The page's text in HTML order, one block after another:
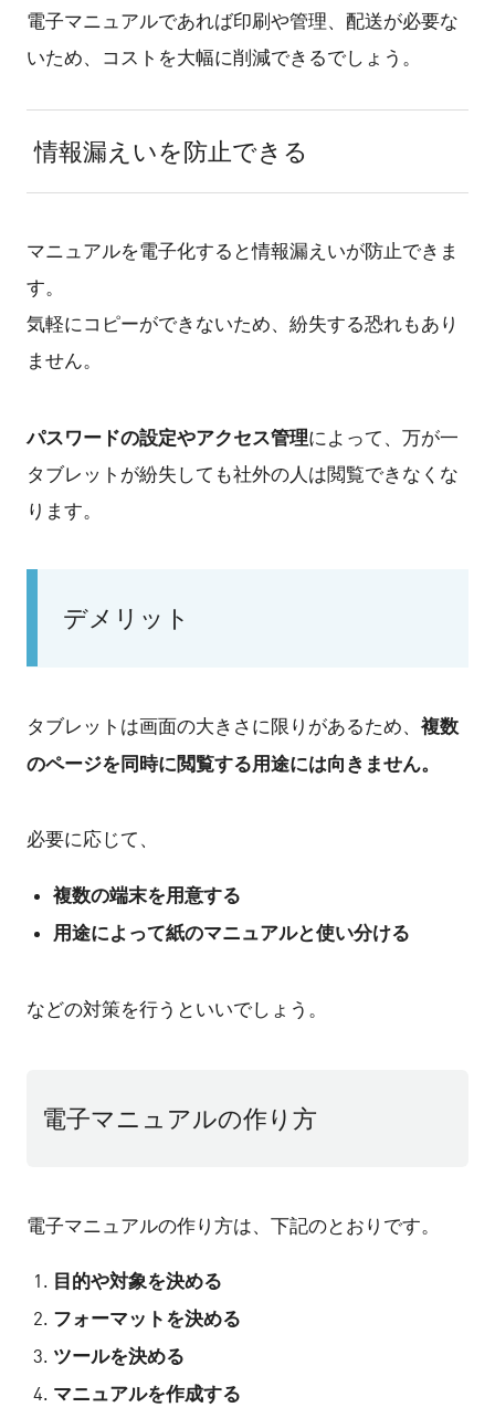
電子マニュアルであれば印刷や管理、配送が必要な
いため、コストを大幅に削減できるでしょう。
情報漏えいを防止できる
マニュアルを電子化すると情報漏えいが防止できま
す。
気軽にコピーができないため、紛失する恐れもあり
ません。
パスワードの設定やアクセス管理によって、万が一
タブレットが紛失しても社外の人は閲覧できなくな
ります。
デメリット
タブレットは画面の大きさに限りがあるため、 複数
のページを同時に閲覧する用途には向きません。
必要に応じて、
複数の端末を用意する
用途によって紙のマニュアルと使い分ける
などの対策を行うといいでしょう。
電子マニュアルの作り方
電子マニュアルの作り方は、下記のとおりです。
目的や対象を決める
フォーマットを決める
ツールを決める
マニュアルを作成する